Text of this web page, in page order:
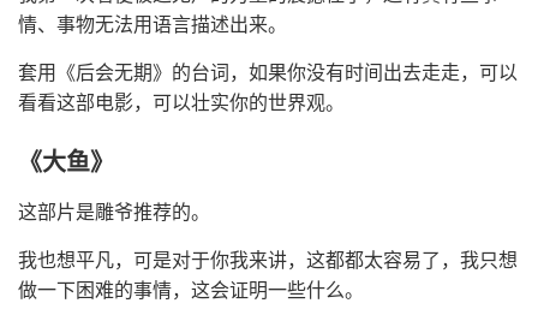
情、事物无法用语言描述出来。
套用《后会无期》的台词，如果你没有时间出去走走，可以
看看这部电影，可以壮实你的世界观。
《大鱼》
这部片是雕爷推荐的。
我也想平凡，可是对于你我来讲，这都都太容易了，我只想
做一下困难的事情，这会证明一些什么。